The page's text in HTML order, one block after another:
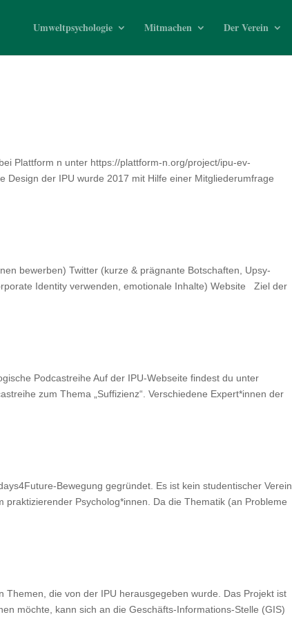
Umweltpsychologie Mitmachen Der Verein
Plattform n unter https://plattform-n.org/project/ipu-ev-
der IPU wurde 2017 mit Hilfe einer Mitgliederumfrage
bewerben) Twitter (kurze & prägnante Botschaften, Upsy-
Identity verwenden, emotionale Inhalte) Website Ziel der
Podcastreihe Auf der IPU-Webseite findest du unter
zum Thema „Suffizienz“. Verschiedene Expert*innen der
Bewegung gegründet. Es ist kein studentischer Verein
Psycholog*innen. Da die Thematik (an Probleme
Themen, die von der IPU herausgegeben wurde. Das Projekt ist
möchte, kann sich an die Geschäfts-Informations-Stelle (GIS)